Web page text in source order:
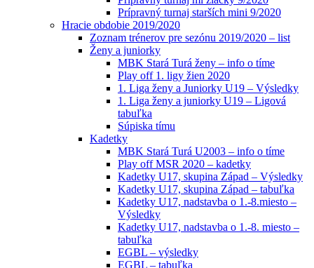
Prípravný turnaj starších mini 9/2020
Hracie obdobie 2019/2020
Zoznam trénerov pre sezónu 2019/2020 – list
Ženy a juniorky
MBK Stará Turá ženy – info o tíme
Play off 1. ligy žien 2020
1. Liga ženy a Juniorky U19 – Výsledky
1. Liga ženy a juniorky U19 – Ligová
tabuľka
Súpiska tímu
Kadetky
MBK Stará Turá U2003 – info o tíme
Play off MSR 2020 – kadetky
Kadetky U17, skupina Západ – Výsledky
Kadetky U17, skupina Západ – tabuľka
Kadetky U17, nadstavba o 1.-8.miesto –
Výsledky
Kadetky U17, nadstavba o 1.-8. miesto –
tabuľka
EGBL – výsledky
EGBL – tabuľka